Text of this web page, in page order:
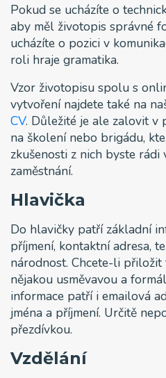
Pokud se ucházíte o
aby měl životopis správné
ucházíte o pozici v
roli hraje gramatika.
Vzor životopisu spolu s
vytvoření najdete také na
CV. Důležité je ale zalovit v
na školení nebo brigádu,
zkušenosti z nich byste rádi
zaměstnání.
Hlavička
Do hlavičky patří základní
příjmení, kontaktní adresa,
národnost. Chcete-li
nějakou usměvavou a
informace patří i emailová
jména a příjmení. Určitě
přezdívkou.
Vzdělání